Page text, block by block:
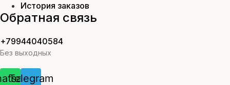
История заказов
Обратная связь
+79944040584
Без выходных
Telegram